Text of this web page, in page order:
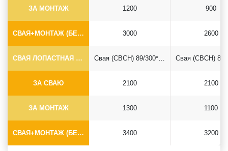
ЗА МОНТАЖ
СВАЯ+МОНТАЖ (БЕЗ ОГОЛОВКА)
1200
3000
900
2600
СВАЯ ЛОПАСТНАЯ Ф89*6.5
ЗА СВАЮ
ЗА МОНТАЖ
СВАЯ+МОНТАЖ (БЕЗ ОГОЛОВКА)
Свая (СВСН) 89/300*2500
2100
1300
3400
2100
1100
3200